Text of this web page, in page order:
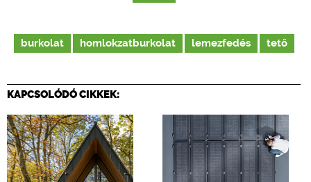
burkolat homlokzatburkolat lemezfedés tető
KAPCSOLÓDÓ CIKKEK: